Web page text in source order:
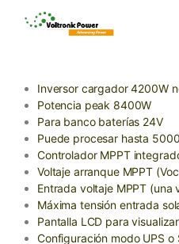
Inversor cargador 4200W
Potencia peak 8400W
Para banco baterías 24V
Puede procesar hasta
Controlador MPPT
Voltaje arranque MPPT
Entrada voltaje MPPT
Máxima tensión entrada
Pantalla LCD para
Configuración modo UPS o